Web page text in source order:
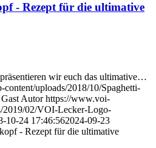
- Rezept für die ultimative
wir euch das ultimative…
uploads/2018/10/Spaghetti-
Gast Autor https://www.voi-
2019/02/VOI-Lecker-Logo-
10-24 17:46:562024-09-23
- Rezept für die ultimative